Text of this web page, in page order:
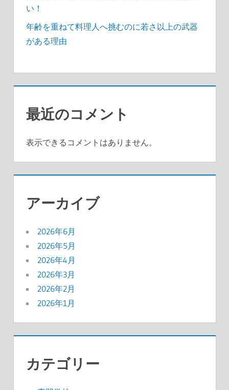
い！
年齢を重ねて料理人へ挑むのに若さ以上の武器
がある理由
最近のコメント
表示できるコメントはありません。
アーカイブ
2026年6月
2026年5月
2026年4月
2026年3月
2026年2月
2026年1月
カテゴリー